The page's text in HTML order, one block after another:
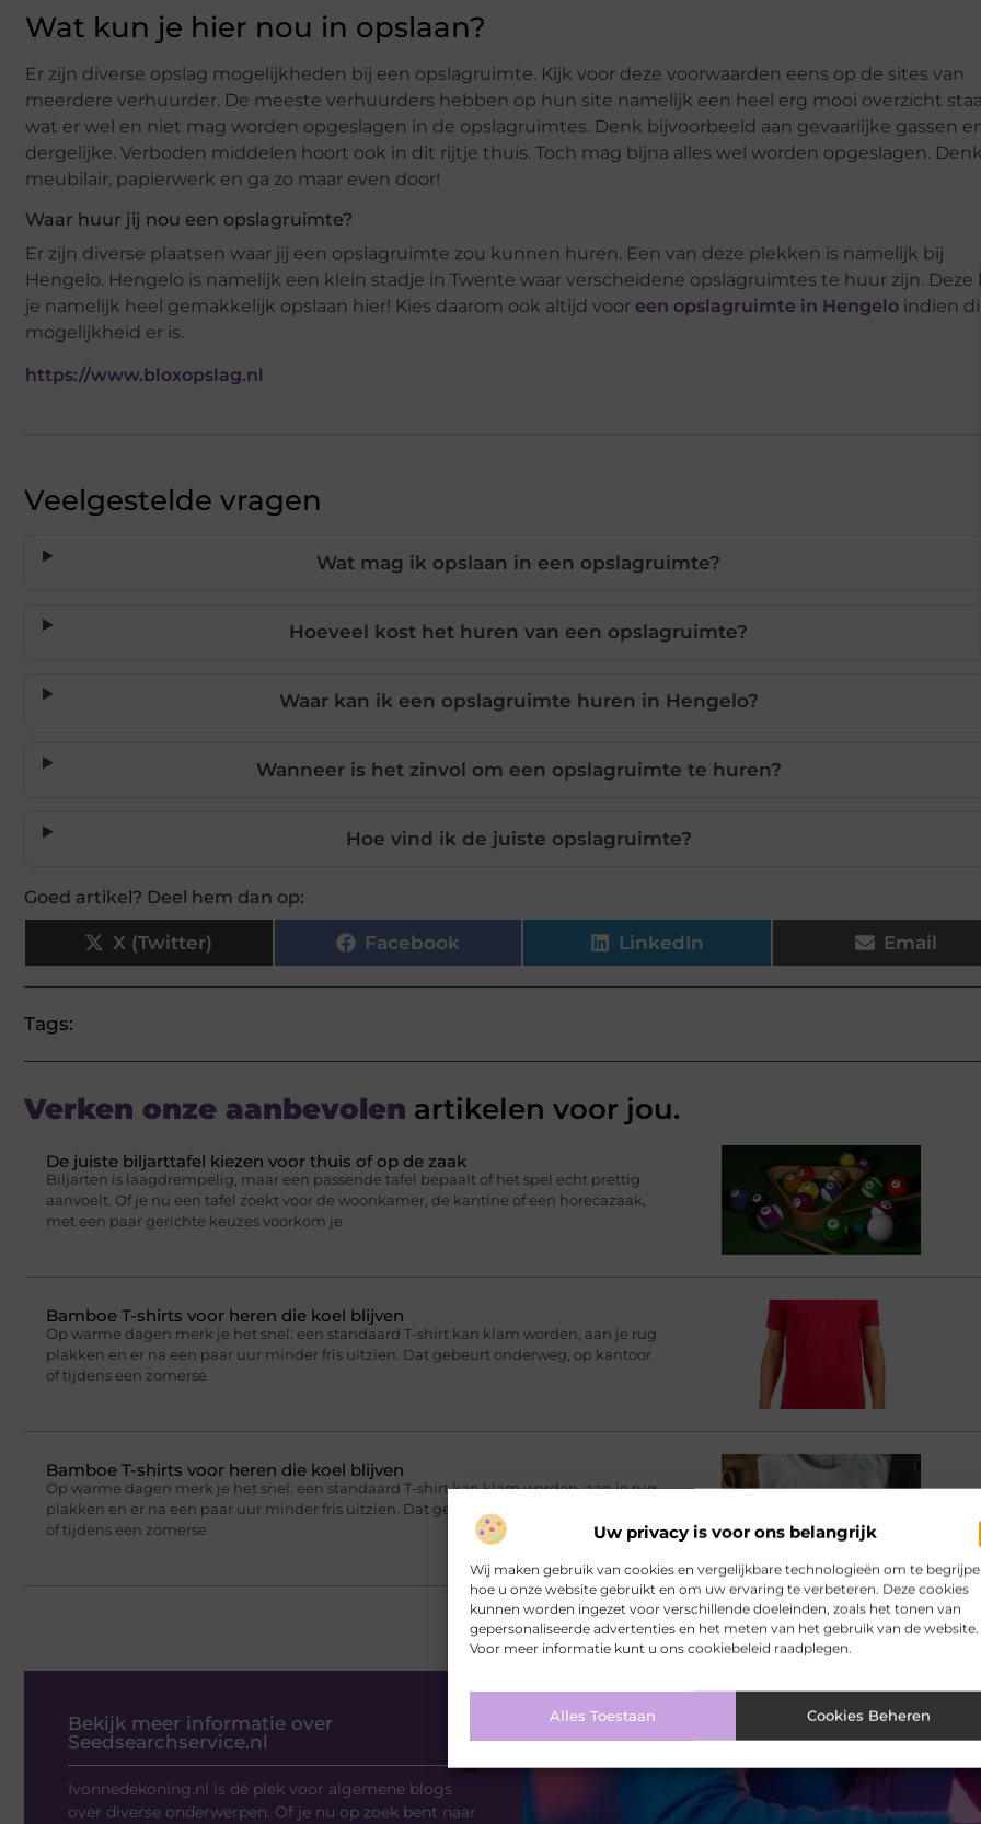
Uw privacy is voor ons belangrijk
Wij maken gebruik van cookies en vergelijkbare technologieën om te
hoe u onze website gebruikt en om uw ervaring te verbeteren. Deze cookies
kunnen worden ingezet voor verschillende doeleinden, zoals het tonen van
gepersonaliseerde advertenties en het meten van het gebruik van de website.
Voor meer informatie kunt u ons cookiebeleid raadplegen.
Alles Toestaan Cookies Beheren
Wat kun je hier nou in opslaan?
Er zijn diverse opslag mogelijkheden bij een opslagruimte. Kijk voor deze voorwaarden eens op de sites van
meerdere verhuurder. De meeste verhuurders hebben op hun site namelijk een heel erg mooi overzicht
wat er wel en niet mag worden opgeslagen in de opslagruimtes. Denk bijvoorbeeld aan gevaarlijke gassen
dergelijke. Verboden middelen hoort ook in dit rijtje thuis. Toch mag bijna alles wel worden opgeslagen.
meubilair, papierwerk en ga zo maar even door!
Waar huur jij nou een opslagruimte?
Er zijn diverse plaatsen waar jij een opslagruimte zou kunnen huren. Een van deze plekken is namelijk bij
Hengelo. Hengelo is namelijk een klein stadje in Twente waar verscheidene opslagruimtes te huur zijn. Deze
je namelijk heel gemakkelijk opslaan hier! Kies daarom ook altijd voor een opslagruimte in Hengelo indien
mogelijkheid er is.
https://www.bloxopslag.nl
Veelgestelde vragen
Wat mag ik opslaan in een opslagruimte?
Hoeveel kost het huren van een opslagruimte?
Waar kan ik een opslagruimte huren in Hengelo?
Wanneer is het zinvol om een opslagruimte te huren?
Hoe vind ik de juiste opslagruimte?
Goed artikel? Deel hem dan op:
X (Twitter) Facebook LinkedIn Email
Tags:
Verken onze aanbevolen artikelen voor jou.
De juiste biljarttafel kiezen voor thuis of op de zaak
Biljarten is laagdrempelig, maar een passende tafel bepaalt of het spel echt prettig
aanvoelt. Of je nu een tafel zoekt voor de woonkamer, de kantine of een horecazaak,
met een paar gerichte keuzes voorkom je
Bamboe T-shirts voor heren die koel blijven
Op warme dagen merk je het snel: een standaard T-shirt kan klam worden, aan je rug
plakken en er na een paar uur minder fris uitzien. Dat gebeurt onderweg, op kantoor
of tijdens een zomerse
Bamboe T-shirts voor heren die koel blijven
Op warme dagen merk je het snel: een standaard T-shirt kan klam worden, aan je rug
plakken en er na een paar uur minder fris uitzien. Dat gebeurt onderweg, op kantoor
of tijdens een zomerse
Bekijk meer informatie over
Seedsearchservice.nl
Ivonnedekoning.nl is dé plek voor algemene blogs
over diverse onderwerpen. Of je nu op zoek bent naar
VORIGE